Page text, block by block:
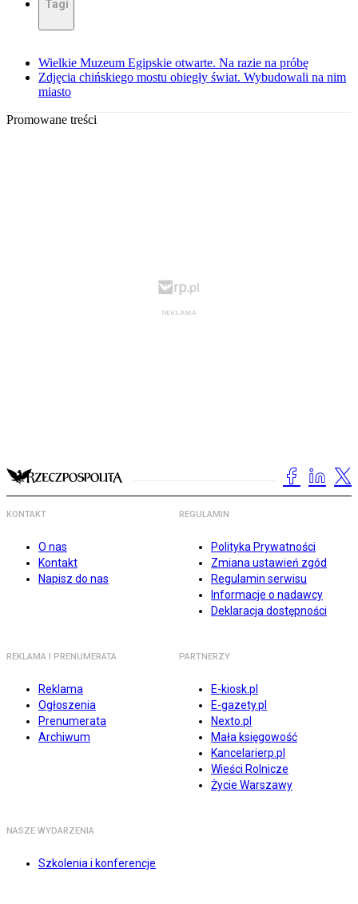
Tagi
Wielkie Muzeum Egipskie otwarte. Na razie na próbę
Zdjęcia chińskiego mostu obiegły świat. Wybudowali na nim
miasto
Promowane treści
KONTAKT
O nas
Kontakt
Napisz do nas
REGULAMIN
Polityka Prywatności
Zmiana ustawień zgód
Regulamin serwisu
Informacje o nadawcy
Deklaracja dostępności
REKLAMA I PRENUMERATA
Reklama
Ogłoszenia
Prenumerata
Archiwum
PARTNERZY
E-kiosk.pl
E-gazety.pl
Nexto.pl
Mała księgowość
Kancelarierp.pl
Wieści Rolnicze
Życie Warszawy
NASZE WYDARZENIA
Szkolenia i konferencje